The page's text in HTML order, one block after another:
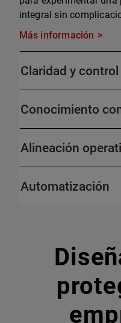
integral sin
Más información
Claridad y control
Conocimiento
Alineación
Automatización